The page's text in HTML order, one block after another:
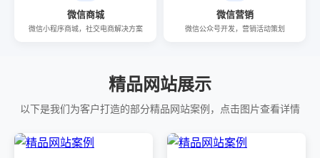
微信商城
微信小程序商城，社交电商解决方案
微信营销
微信公众号开发，营销活动策划
精品网站展示
以下是我们为客户打造的部分精品网站案例，点击图片查看详情